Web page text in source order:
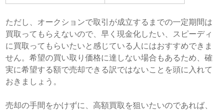
ただし、オークションで取引が成立するまでの一定期間は
買取ってもらえないので、早く現金化したい、スピーディ
に買取ってもらいたいと感じている人にはおすすめできま
せん。希望の買い取り価格に達しない場合もあるため、確
実に希望する額で売却できる訳ではないことを頭に入れて
おきましょう。
売却の手間をかけずに、高額買取を狙いたいのであれば、